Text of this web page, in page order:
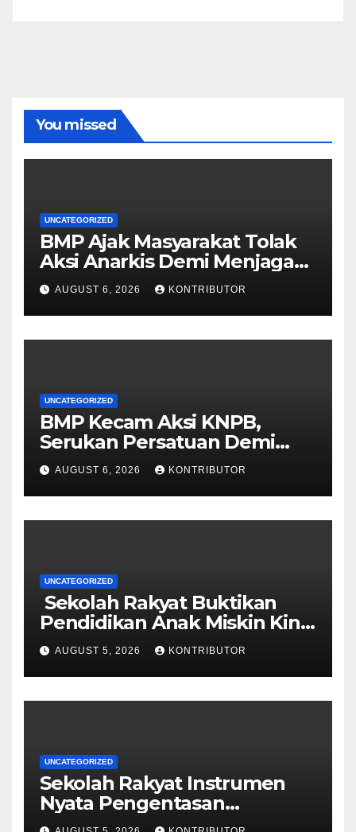
You missed
UNCATEGORIZED
BMP Ajak Masyarakat Tolak
Aksi Anarkis Demi Menjaga
Keamanan dan
Pembangunan Papua
AUGUST 6, 2026 KONTRIBUTOR
UNCATEGORIZED
BMP Kecam Aksi KNPB,
Serukan Persatuan Demi
Papua yang Kondusif
AUGUST 6, 2026 KONTRIBUTOR
UNCATEGORIZED
Sekolah Rakyat Buktikan
Pendidikan Anak Miskin Kini
Menjadi Prioritas Negara
AUGUST 5, 2026 KONTRIBUTOR
UNCATEGORIZED
Sekolah Rakyat Instrumen
Nyata Pengentasan
Kemiskinan Antargenerasi